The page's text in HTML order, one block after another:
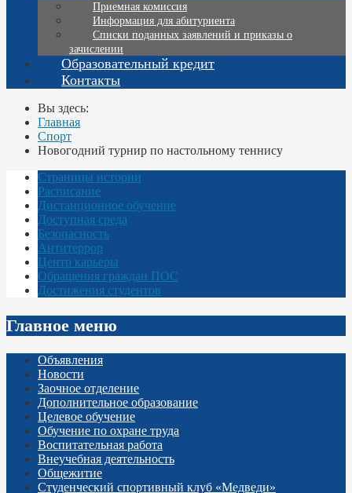
Приемная комиссия
Информация для абитуриента
Списки поданных заявлений и приказы о
зачислении
Образовательный кредит
Контакты
Вы здесь:
Главная
Спорт
Новогодний турнир по настольному теннису
Страницы истории
Расписание
Дистанционное обучение
Доступная среда
Безопасность
Антитеррор
Центр карьеры
Обращения граждан ПОС
Достижения студентов
Главное меню
Объявления
Новости
Заочное отделение
Дополнительное образование
Целевое обучение
Обучение по охране труда
Воспитательная работа
Внеучебная деятельность
Общежитие
Студенческий спортивный клуб «Медведи»